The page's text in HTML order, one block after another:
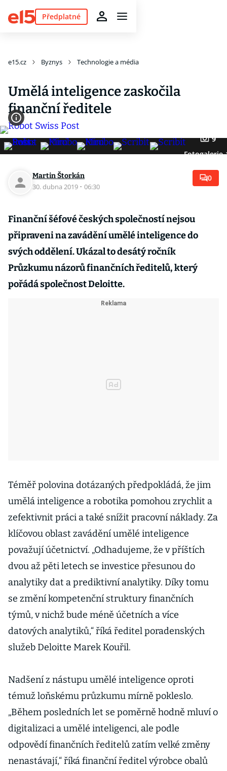
Předplatné
e15.cz Byznys Technologie a média
Umělá inteligence zaskočila
finanční ředitele
9
Fotogalerie
Martin Štorkán
30. dubna 2019 · 06:30
0
Finanční šéfové českých společností nejsou
připraveni na zavádění umělé inteligence do
svých oddělení. Ukázal to desátý ročník
Průzkumu názorů finančních ředitelů, který
pořádá společnost Deloitte.
Téměř polovina dotázaných předpokládá, že jim
umělá inteligence a robotika pomohou zrychlit a
zefektivnit práci a také snížit pracovní náklady. Za
klíčovou oblast zavádění umělé inteligence
považují účetnictví. „Odhadujeme, že v příštích
dvou až pěti letech se investice přesunou do
analytiky dat a prediktivní analytiky. Díky tomu
se změní kompetenční struktury finančních
týmů, v nichž bude méně účetních a více
datových analytiků,“ říká ředitel poradenských
služeb Deloitte Marek Kouřil.
Nadšení z nástupu umělé inteligence oproti
témuž loňskému průzkumu mírně pokleslo.
„Během posledních let se poměrně hodně mluví o
digitalizaci a umělé inteligenci, ale podle
odpovědí finančních ředitelů zatím velké změny
nenastávají,“ říká finanční ředitel výrobce obalů